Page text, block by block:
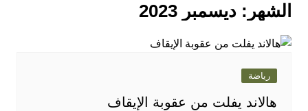
الشهر: ديسمبر 2023
رياضة
هالاند يفلت من عقوبة الإيقاف